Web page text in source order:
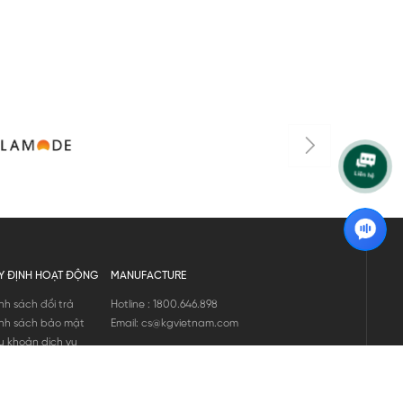
ĐỊNH HOẠT ĐỘNG
sách đổi trả
sách bảo mật
khoản dịch vụ
MANUFACTURE
Hotline : 1800.646.898
Email: cs@kgvietnam.com